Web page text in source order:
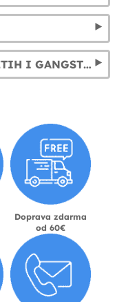
SJAJNE HALJINE IZ DVADESETIH I GANGSTERSKI KOSTIMI: OŽIVI DIVLJE DVADESETE (1920-E)
Doprava zdarma
od 60€